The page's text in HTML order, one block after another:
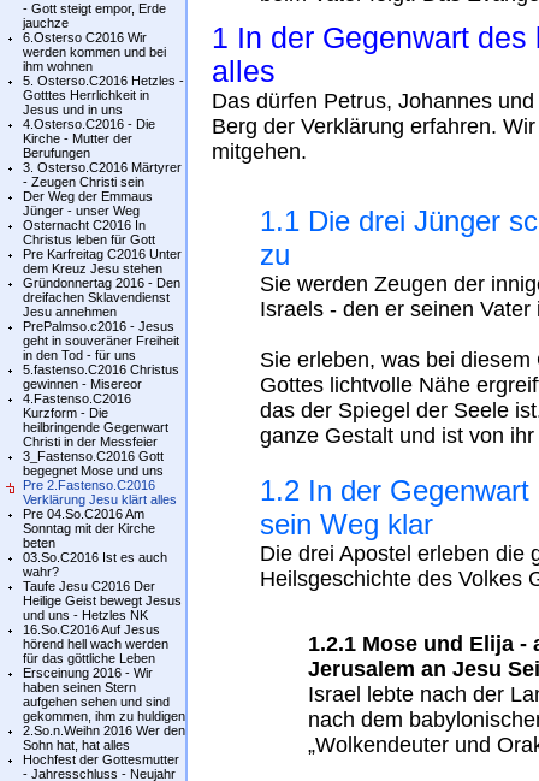
- Gott steigt empor, Erde
jauchze
6.Osterso C2016 Wir
werden kommen und bei
ihm wohnen
5. Osterso.C2016 Hetzles -
Gotttes Herrlichkeit in
Jesus und in uns
4.Osterso.C2016 - Die
Kirche - Mutter der
Berufungen
3. Osterso.C2016 Märtyrer
- Zeugen Christi sein
Der Weg der Emmaus
Jünger - unser Weg
Osternacht C2016 In
Christus leben für Gott
Pre Karfreitag C2016 Unter
dem Kreuz Jesu stehen
Gründonnertag 2016 - Den
dreifachen Sklavendienst
Jesu annehmen
PrePalmso.c2016 - Jesus
geht in souveräner Freiheit
in den Tod - für uns
5.fastenso.C2016 Christus
gewinnen - Misereor
4.Fastenso.C2016
Kurzform - Die
heilbringende Gegenwart
Christi in der Messfeier
3_Fastenso.C2016 Gott
begegnet Mose und uns
Pre 2.Fastenso.C2016
Verklärung Jesu klärt alles
Pre 04.So.C2016 Am
Sonntag mit der Kirche
beten
03.So.C2016 Ist es auch
wahr?
Taufe Jesu C2016 Der
Heilige Geist bewegt Jesus
und uns - Hetzles NK
16.So.C2016 Auf Jesus
hörend hell wach werden
für das göttliche Leben
Ersceinung 2016 - Wir
haben seinen Stern
aufgehen sehen und sind
gekommen, ihm zu huldigen
2.So.n.Weihn 2016 Wer den
Sohn hat, hat alles
Hochfest der Gottesmutter
- Jahresschluss - Neujahr
1 In der Gegenwart
alles
Das dürfen Petrus, Johannes
Berg der Verklärung erfahren.
mitgehen.
1.1 Die drei Jünger
zu
Sie werden Zeugen der
Israels - den er seinen
Sie erleben, was bei
Gottes lichtvolle Nähe
das der Spiegel der Seele
ganze Gestalt und ist von
1.2 In der
sein Weg klar
Die drei Apostel erleben die
Heilsgeschichte des Volkes
1.2.1 Mose und Elija -
Jerusalem an Jesu
Israel lebte nach der
nach dem
„Wolkendeuter und